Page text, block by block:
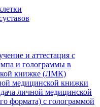
и аттестация с
и голограммы в
книжке (ЛМК)
медицинской книжки
личной медицинской
формата) с голограммой